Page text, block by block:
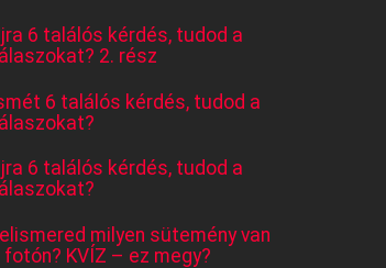
6 találós kérdés, tudod a
2. rész
6 találós kérdés, tudod a
6 találós kérdés, tudod a
milyen sütemény van
fotón? KVÍZ – ez megy?